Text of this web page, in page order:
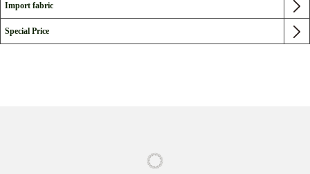
Import fabric
Special Price